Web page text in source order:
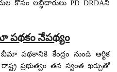
కోసం లబ్ధిదారులు PD DRDAని
నేపథ్యం
పథకానికి కేంద్రం నుండి ఆర్థిక
ప్రభుత్వం తన స్వంత ఖర్చుతో